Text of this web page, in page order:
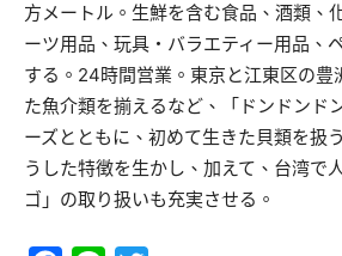
方メートル。生鮮を含む食品、酒類、
ーツ用品、玩具・バラエティー用品、
する。24時間営業。東京と江東区の豊
た魚介類を揃えるなど、「ドンドンド
ーズとともに、初めて生きた貝類を扱
うした特徴を生かし、加えて、台湾で
ゴ」の取り扱いも充実させる。